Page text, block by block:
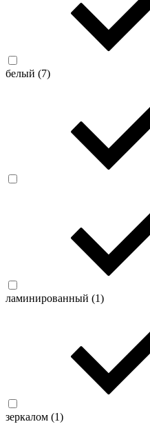
белый (7)
ламинированный (1)
зеркалом (1)